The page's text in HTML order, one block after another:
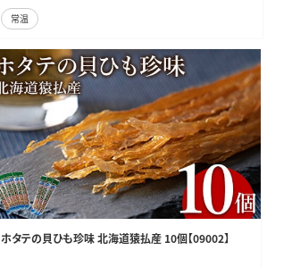
常温
ホタテの貝ひも珍味 北海道猿払産 10個【09002】